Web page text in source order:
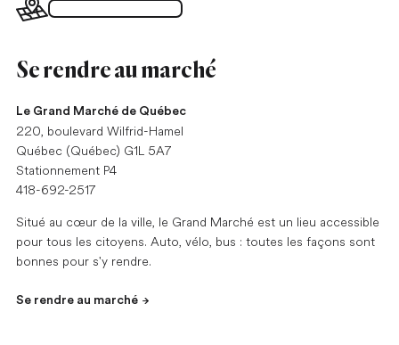
Plan du Grand Marché
Se rendre au marché
Le Grand Marché de Québec
220, boulevard Wilfrid-Hamel
Québec (Québec) G1L 5A7
Stationnement P4
418-692-2517
Situé au cœur de la ville, le Grand Marché est un lieu accessible
pour tous les citoyens. Auto, vélo, bus : toutes les façons sont
bonnes pour s'y rendre.
Se rendre au marché